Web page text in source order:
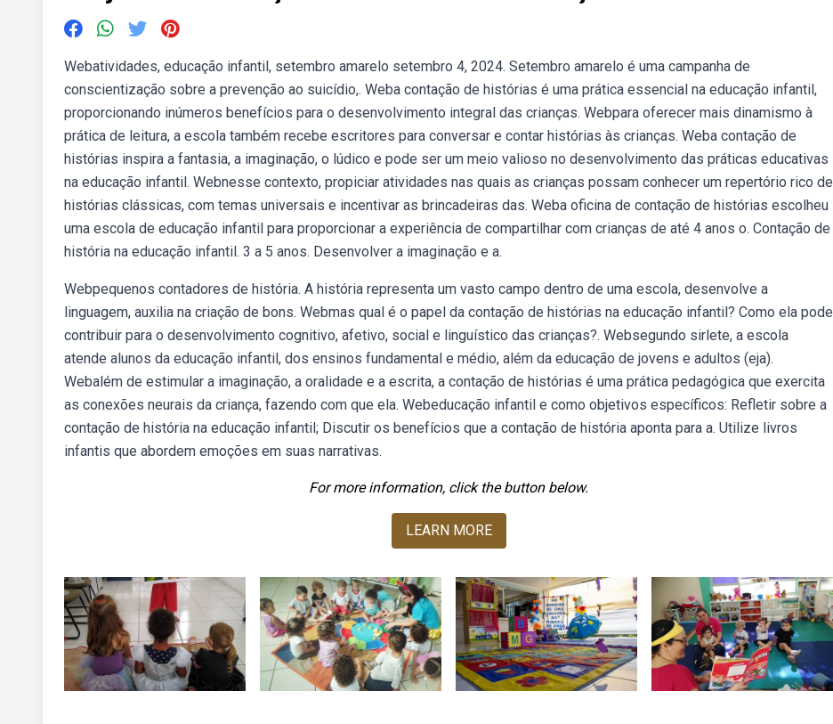
Webatividades, educação infantil, setembro amarelo setembro 4, 2024. Setembro amarelo é uma campanha de
conscientização sobre a prevenção ao suicídio,. Weba contação de histórias é uma prática essencial na educação infantil,
proporcionando inúmeros benefícios para o desenvolvimento integral das crianças. Webpara oferecer mais dinamismo à
prática de leitura, a escola também recebe escritores para conversar e contar histórias às crianças. Weba contação de
histórias inspira a fantasia, a imaginação, o lúdico e pode ser um meio valioso no desenvolvimento das práticas educativas
na educação infantil. Webnesse contexto, propiciar atividades nas quais as crianças possam conhecer um repertório rico de
histórias clássicas, com temas universais e incentivar as brincadeiras das. Weba oficina de contação de histórias escolheu
uma escola de educação infantil para proporcionar a experiência de compartilhar com crianças de até 4 anos o. Contação de
história na educação infantil. 3 a 5 anos. Desenvolver a imaginação e a.
Webpequenos contadores de história. A história representa um vasto campo dentro de uma escola, desenvolve a
linguagem, auxilia na criação de bons. Webmas qual é o papel da contação de histórias na educação infantil? Como ela pode
contribuir para o desenvolvimento cognitivo, afetivo, social e linguístico das crianças?. Websegundo sirlete, a escola
atende alunos da educação infantil, dos ensinos fundamental e médio, além da educação de jovens e adultos (eja).
Webalém de estimular a imaginação, a oralidade e a escrita, a contação de histórias é uma prática pedagógica que exercita
as conexões neurais da criança, fazendo com que ela. Webeducação infantil e como objetivos específicos: Refletir sobre a
contação de história na educação infantil; Discutir os benefícios que a contação de história aponta para a. Utilize livros
infantis que abordem emoções em suas narrativas.
For more information, click the button below.
LEARN MORE